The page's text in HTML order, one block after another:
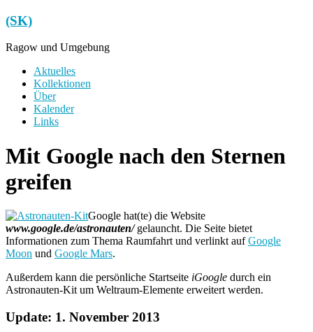
Zum
Inhalt
springen
(SK)
Ragow und Umgebung
Menü
Aktuelles
Kollektionen
Über
Kalender
Links
Mit Google nach den Sternen
greifen
Google hat(te) die Website
www.google.de/astronauten/gelauncht. Die Seite bietet
Informationen zum Thema Raumfahrt und verlinkt aufGoogle
Moon und Google Mars.
Außerdem kann die persönliche Startseite iGoogle durch ein
Astronauten-Kit um Weltraum-Elemente erweitert werden.
Update: 1. November 2013